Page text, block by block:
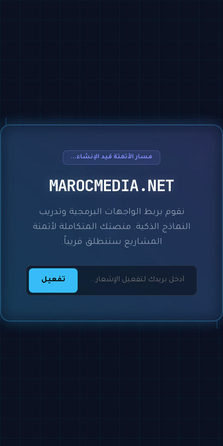
مسار الأتمتة قيد الإنشاء...
MAROCMEDIA.NET
نقوم بربط الواجهات البرمجية وتدريب
النماذج الذكية. منصتك المتكاملة لأتمتة
المشاريع ستنطلق قريباً.
تفعيل